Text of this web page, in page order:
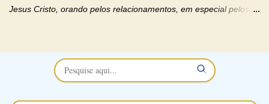
Jesus Cristo, orando pelos relacionamentos, em especial pelos
maravilhosos cartões que coloquei aqui para vocês. Não perca
esta abençoada semana no Momento de Fé do Padre Marcelo,
vamos juntos formar esta forte corrente de orações. Você que